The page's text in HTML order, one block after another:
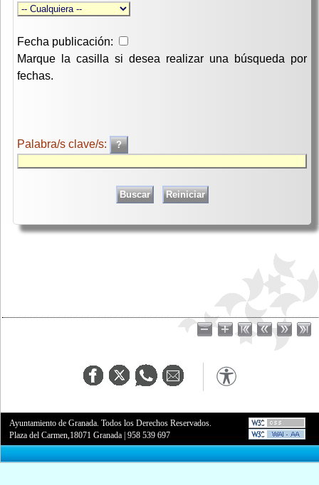
Fecha publicación:
Marque la casilla si desea realizar una búsqueda por
fechas.
Palabra/s clave/s:
Ayuntamiento de Granada. Todos los Derechos Reservados.
Plaza del Carmen,18071 Granada |958 539 697